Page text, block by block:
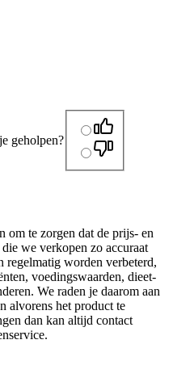
geholpen?
om te zorgen dat de prijs- en
we verkopen zo accuraat
regelmatig worden verbeterd,
voedingswaarden, dieet-
We raden je daarom aan
alvorens het product te
dan kan altijd contact